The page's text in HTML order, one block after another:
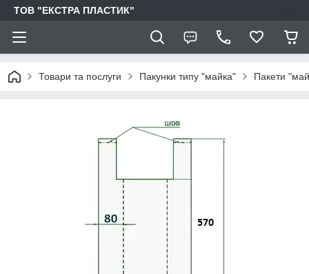
ТОВ "ЕКСТРА ПЛАСТИК"
Товари та послуги Пакунки типу "майка" Пакети